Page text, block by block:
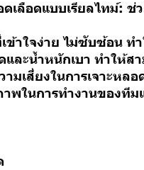
เลือดแบบเรียลไทม์:
ข้าใจง่าย ไม่ซับซ้อน
ละน้ำหนักเบา ทำให้ส
เสี่ยงในการเจาะหล
าพในการทำงานของ